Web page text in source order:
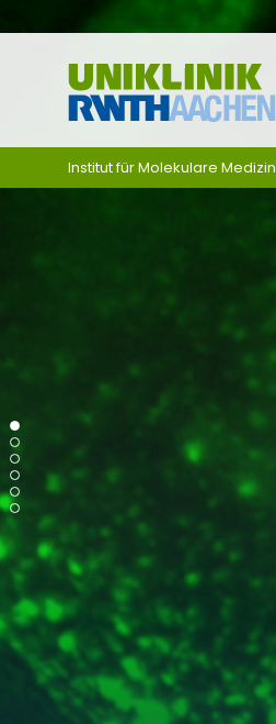
Zum Inhalt springen
Institut für Molekulare Medizin